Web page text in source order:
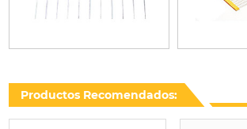
Productos Recomendados: